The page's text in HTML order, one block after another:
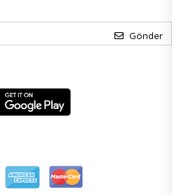
Gönder